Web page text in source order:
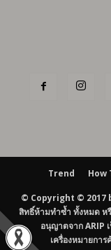
Trend How
© Copyright © 2017
สิทธิ์ห้ามทำซ้ำ ทั้งหมด ห
อนุญาตจาก ARIP
เครื่องหมายกา